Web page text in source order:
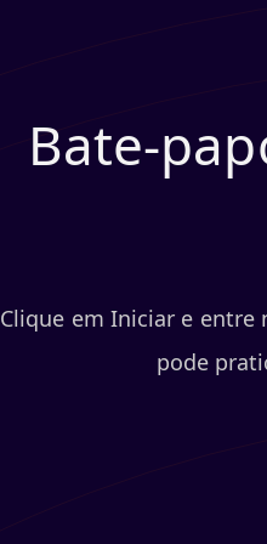
Bate-
Clique em Iniciar e entre
pode